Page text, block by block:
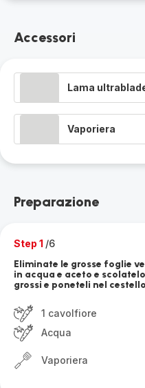
Accessori
Lama
Vaporiera
Preparazione
Step 1 /6
Eliminate le grosse foglie
in acqua e aceto e
grossi e poneteli nel
1 cavolfiore
Acqua
Vaporiera